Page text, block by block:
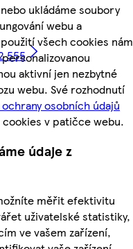
ukládáme soubory
webu a
všech cookies nám
aktivní jen nezbytné
webu. Své rozhodnutí
osobních údajů
cookies v patičce webu.
údaje z
měřit efektivitu
uživatelské statistiky,
ve vašem zařízení,
555